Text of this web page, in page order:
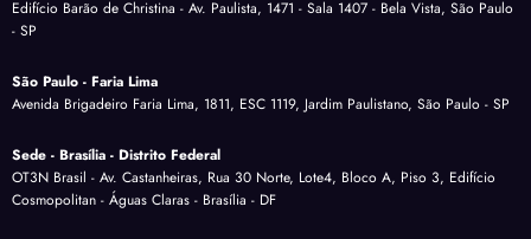
Edifício Barão de Christina - Av. Paulista, 1471 - Sala 1407 - Bela Vista, São Paulo
- SP
São Paulo - Faria Lima
Avenida Brigadeiro Faria Lima, 1811, ESC 1119, Jardim Paulistano, São Paulo - SP
Sede - Brasília - Distrito Federal
OT3N Brasil - Av. Castanheiras, Rua 30 Norte, Lote4, Bloco A, Piso 3, Edifício
Cosmopolitan - Águas Claras - Brasília - DF